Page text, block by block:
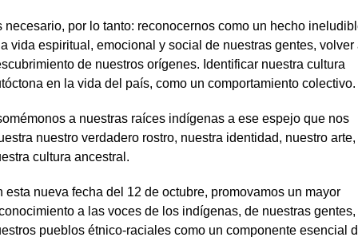
necesario, por lo tanto: reconocernos como un hecho
vida espiritual, emocional y social de nuestras gentes, volver
de nuestros orígenes. Identificar nuestra cultura
en la vida del país, como un comportamiento colectivo.
a nuestras raíces indígenas a ese espejo que nos
nuestro verdadero rostro, nuestra identidad, nuestro arte,
cultura ancestral.
esta nueva fecha del 12 de octubre, promovamos un mayor
a las voces de los indígenas, de nuestras gentes,
pueblos étnico-raciales como un componente esencial